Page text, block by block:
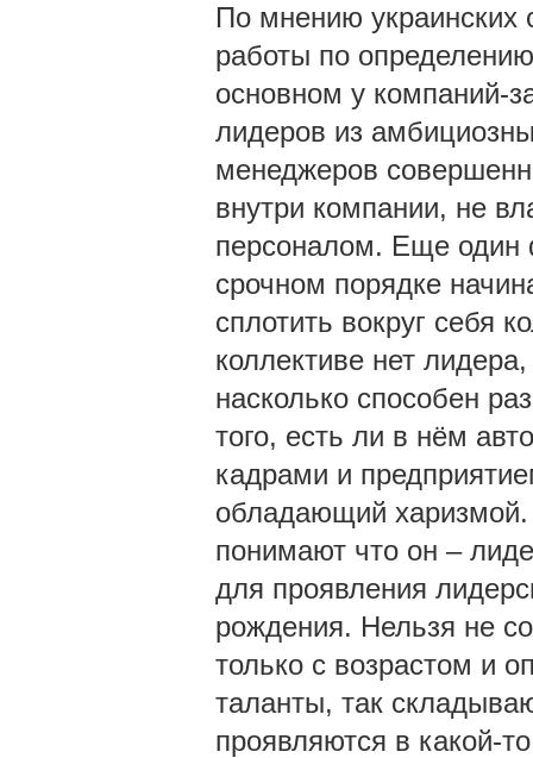
По мнению украинских
работы по
основном у компаний-
лидеров из
менеджеров
внутри компании, не
персоналом. Еще один
срочном порядке
сплотить вокруг себя
коллективе нет
насколько способен
того, есть ли в нём
кадрами и
обладающий харизмой.
понимают что он –
для проявления
рождения. Нельзя не
только с возрастом и
таланты, так
проявляются в какой-